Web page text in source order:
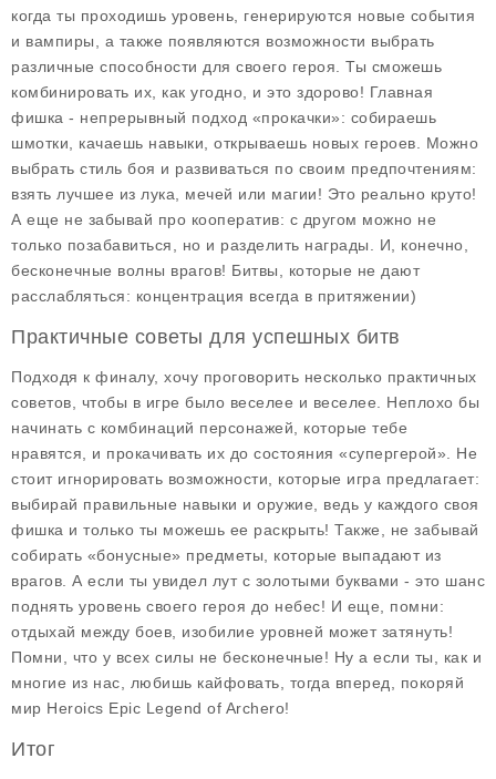
когда ты проходишь уровень, генерируются новые события
и вампиры, а также появляются возможности выбрать
различные способности для своего героя. Ты сможешь
комбинировать их, как угодно, и это здорово! Главная
фишка - непрерывный подход «прокачки»: собираешь
шмотки, качаешь навыки, открываешь новых героев. Можно
выбрать стиль боя и развиваться по своим предпочтениям:
взять лучшее из лука, мечей или магии! Это реально круто!
А еще не забывай про кооператив: с другом можно не
только позабавиться, но и разделить награды. И, конечно,
бесконечные волны врагов! Битвы, которые не дают
расслабляться: концентрация всегда в притяжении)
Практичные советы для успешных битв
Подходя к финалу, хочу проговорить несколько практичных
советов, чтобы в игре было веселее и веселее. Неплохо бы
начинать с комбинаций персонажей, которые тебе
нравятся, и прокачивать их до состояния «супергерой». Не
стоит игнорировать возможности, которые игра предлагает:
выбирай правильные навыки и оружие, ведь у каждого своя
фишка и только ты можешь ее раскрыть! Также, не забывай
собирать «бонусные» предметы, которые выпадают из
врагов. А если ты увидел лут с золотыми буквами - это шанс
поднять уровень своего героя до небес! И еще, помни:
отдыхай между боев, изобилие уровней может затянуть!
Помни, что у всех силы не бесконечные! Ну а если ты, как и
многие из нас, любишь кайфовать, тогда вперед, покоряй
мир Heroics Epic Legend of Archero!
Итог